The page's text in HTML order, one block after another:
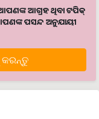
ଆଗ୍ରହ ଥିବା ଟପିକ୍‌
ପସନ୍ଦ ଅନୁଯାୟୀ
କରନ୍ତୁ